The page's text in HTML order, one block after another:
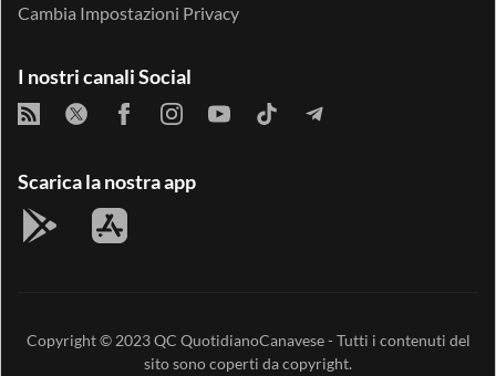
Cambia Impostazioni Privacy
I nostri canali Social
Scarica la nostra app
Copyright © 2023QC QuotidianoCanavese- Tutti i contenuti del
sito sono coperti da copyright.